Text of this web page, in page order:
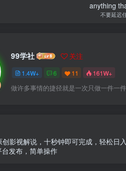
anything
不要延迟
99学社 关注
1.4W+ 6 11 161W+
做许多事情的捷径就是一次只做一件一
影视解说，十秒钟即可完成，轻松日入
发布，简单操作